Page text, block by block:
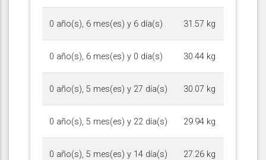
0 año(s), 6 mes(es) y 6 día(s) 31.57 kg
0 año(s), 6 mes(es) y 0 día(s) 30.44 kg
0 año(s), 5 mes(es) y 27 día(s) 30.07 kg
0 año(s), 5 mes(es) y 22 día(s) 29.94 kg
0 año(s), 5 mes(es) y 14 día(s) 27.26 kg